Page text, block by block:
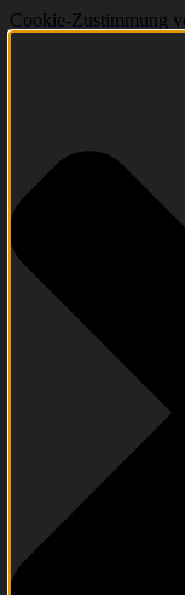
Cookie-Zustimmung